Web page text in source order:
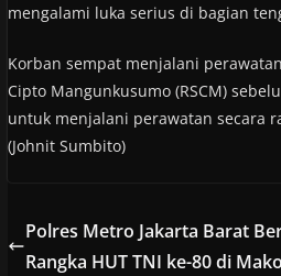
mengalami luka serius di bagian
Korban sempat menjalani
Cipto Mangunkusumo (RSCM)
untuk menjalani perawatan secara
(Johnit Sumbito)
Polres Metro Jakarta Barat
Rangka HUT TNI ke-80 di